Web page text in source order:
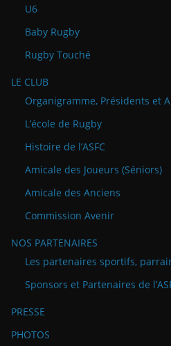
U6
Baby Rugby
Rugby Touché
LE CLUB
Organigramme, Présidents et
L’école de Rugby
Histoire de l’ASFC
Amicale des Joueurs (Séniors)
Amicale des Anciens
Commission Avenir
NOS PARTENAIRES
Les partenaires sportifs,
Sponsors et Partenaires de
PRESSE
PHOTOS